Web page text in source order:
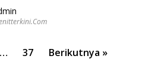
… 37 Berikutnya »